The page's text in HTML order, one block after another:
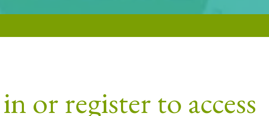
or register to access